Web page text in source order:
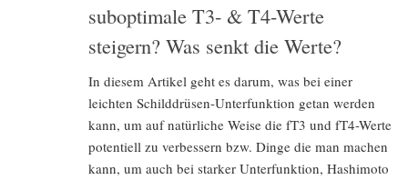
suboptimale T3- & T4-Werte
steigern? Was senkt die Werte?
In diesem Artikel geht es darum, was bei einer
leichten Schilddrüsen-Unterfunktion getan werden
kann, um auf natürliche Weise die fT3 und fT4-Werte
potentiell zu verbessern bzw. Dinge die man machen
kann, um auch bei starker Unterfunktion, Hashimoto